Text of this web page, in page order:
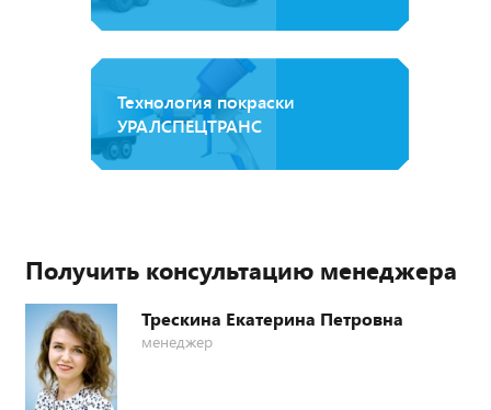
Технология покраски
УРАЛСПЕЦТРАНС
Получить консультацию менеджера
Трескина Екатерина Петровна
менеджер